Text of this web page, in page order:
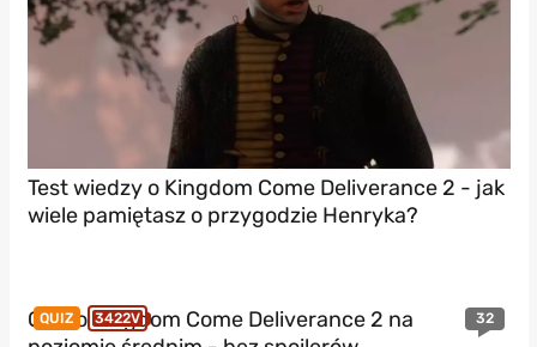
Test wiedzy o Kingdom Come Deliverance 2 - jak
wiele pamiętasz o przygodzie Henryka?
QUIZ 3422V 32
Quiz o Kingdom Come Deliverance 2 na